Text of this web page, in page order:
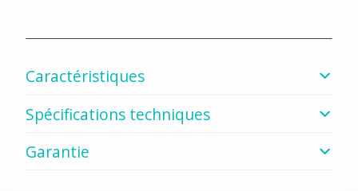
Caractéristiques
Spécifications techniques
Garantie